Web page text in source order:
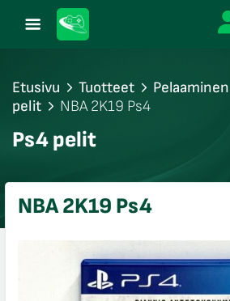
Etusivu Tuotteet Pelaaminen
pelit
NBA 2K19 Ps4
Ps4 pelit
NBA 2K19 Ps4
sulje
sulje